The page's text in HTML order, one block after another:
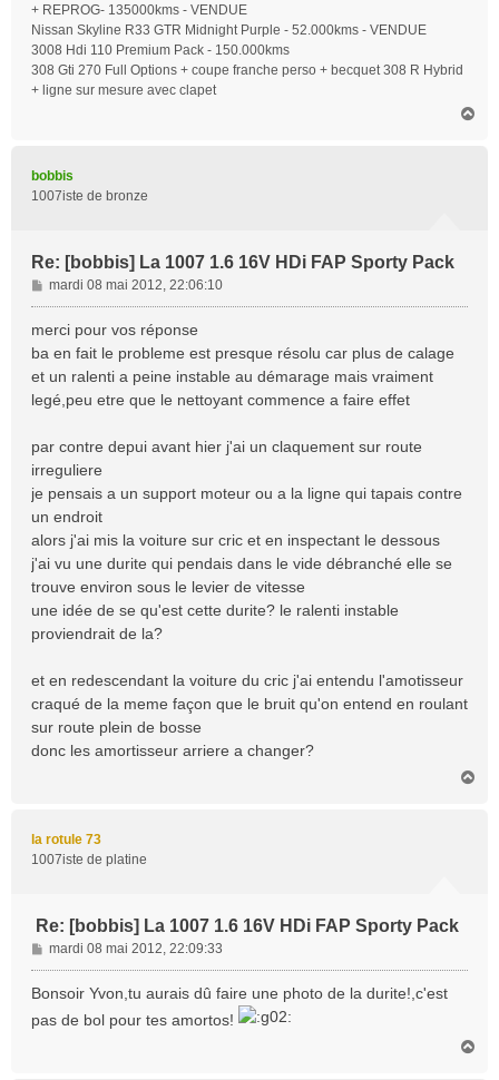
+ REPROG- 135000kms - VENDUE
Nissan Skyline R33 GTR Midnight Purple - 52.000kms - VENDUE
3008 Hdi 110 Premium Pack - 150.000kms
308 Gti 270 Full Options + coupe franche perso + becquet 308 R Hybrid
+ ligne sur mesure avec clapet
bobbis
1007iste de bronze
Re: [bobbis] La 1007 1.6 16V HDi FAP Sporty Pack
M
e
a
g
e
mardi 08 mai 2012, 22:06:10
merci pour vos réponse
ba en fait le probleme est presque résolu car plus de calage
et un ralenti a peine instable au démarage mais vraiment
legé,peu etre que le nettoyant commence a faire effet
par contre depui avant hier j'ai un claquement sur route
irreguliere
je pensais a un support moteur ou a la ligne qui tapais contre
un endroit
alors j'ai mis la voiture sur cric et en inspectant le dessous
j'ai vu une durite qui pendais dans le vide débranché elle se
trouve environ sous le levier de vitesse
une idée de se qu'est cette durite? le ralenti instable
proviendrait de la?
et en redescendant la voiture du cric j'ai entendu l'amotisseur
craqué de la meme façon que le bruit qu'on entend en roulant
sur route plein de bosse
donc les amortisseur arriere a changer?
la rotule 73
1007iste de platine
Re: [bobbis] La 1007 1.6 16V HDi FAP Sporty Pack
M
e
a
mardi 08 mai 2012, 22:09:33
Bonsoir Yvon,tu aurais dû faire une photo de la durite!,c'est
pas de bol pour tes amortos!